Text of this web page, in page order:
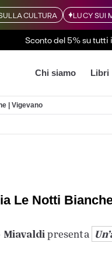
CULTURA LUCY SUI
Sconto del 5% su tutti
Chi siamo Libri
| Vigevano
Le Notti
Miavaldipresenta